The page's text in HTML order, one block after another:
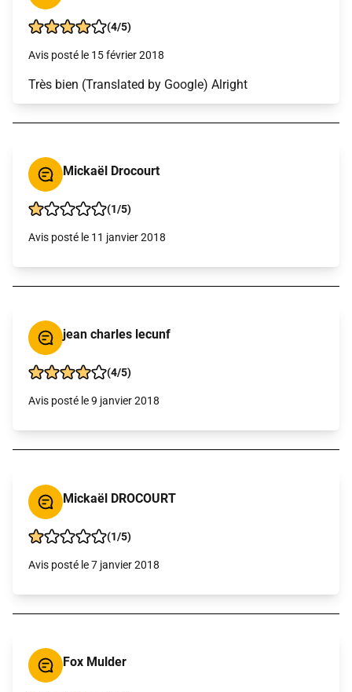
(4/5)
Avis posté le 15 février 2018
Très bien (Translated by Google) Alright
Mickaël Drocourt
(1/5)
Avis posté le 11 janvier 2018
jean charles lecunf
(4/5)
Avis posté le 9 janvier 2018
Mickaël DROCOURT
(1/5)
Avis posté le 7 janvier 2018
Fox Mulder